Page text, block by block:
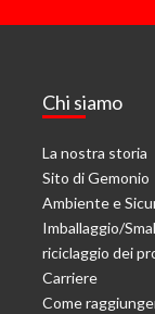
Chi siamo
La nostra storia
Sito di Gemonio
Ambiente e
Imballaggio/
riciclaggio dei
Carriere
Come